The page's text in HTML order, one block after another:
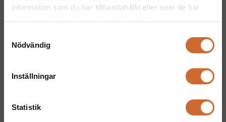
information som du har tillhandahållit eller som de har
Nödvändig
Inställningar
Statistik
Tel:010-151 61 00
stockholm@maskinparken.se